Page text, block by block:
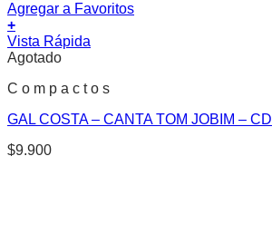
Agregar a Favoritos
+
Vista Rápida
Agotado
C o m p a c t o s
GAL COSTA – CANTA TOM JOBIM – CD
$9.900